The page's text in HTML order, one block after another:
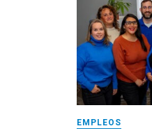
EMPLEOS